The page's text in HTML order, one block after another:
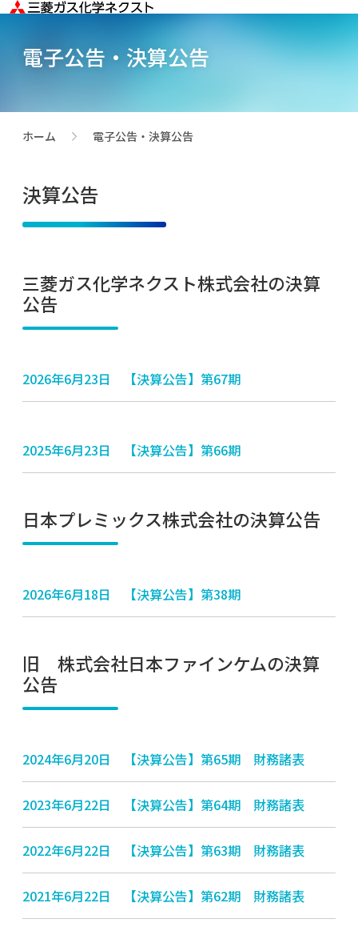
電子公告・決算公告
ホーム 電子公告・決算公告
決算公告
三菱ガス化学ネクスト株式会社の決算
公告
2026年6月23日 【決算公告】第67期
2025年6月23日 【決算公告】第66期
日本プレミックス株式会社の決算公告
2026年6月18日 【決算公告】第38期
旧 株式会社日本ファインケムの決算
公告
2024年6月20日 【決算公告】第65期 財務諸表
2023年6月22日 【決算公告】第64期 財務諸表
2022年6月22日 【決算公告】第63期 財務諸表
2021年6月22日 【決算公告】第62期 財務諸表